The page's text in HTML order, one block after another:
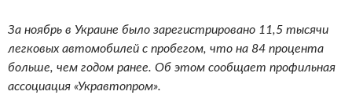
За ноябрь в Украине было зарегистрировано 11,5 тысячи
легковых автомобилей с пробегом, что на 84 процента
больше, чем годом ранее. Об этом сообщает профильная
ассоциация «Укравтопром».